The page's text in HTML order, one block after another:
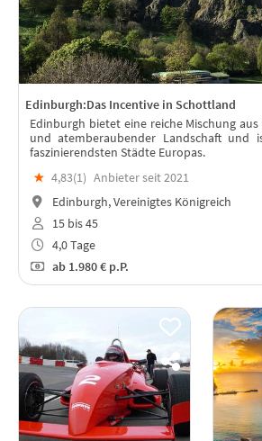
Edinburgh:Das Incentive in Schottland
Edinburgh bietet eine reiche Mischung
und atemberaubender Landschaft und
faszinierendsten Städte Europas.
★ 4,83(1) Anbieter seit 2021
Edinburgh, Vereinigtes Königreich
15 bis 45
4,0 Tage
ab1.980 € p.P.